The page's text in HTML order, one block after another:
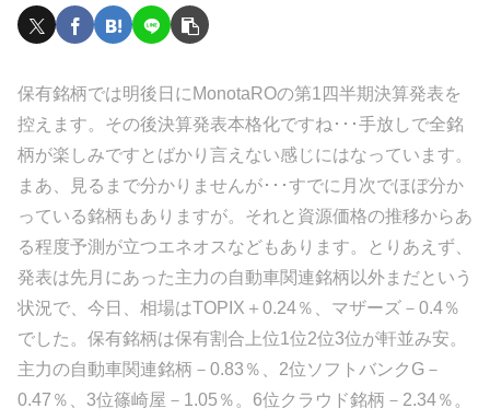
保有銘柄では明後日にMonotaROの第1四半期決算発表を
控えます。その後決算発表本格化ですね･･･手放しで全銘
柄が楽しみですとばかり言えない感じにはなっています。
まあ、見るまで分かりませんが･･･すでに月次でほぼ分か
っている銘柄もありますが。それと資源価格の推移からあ
る程度予測が立つエネオスなどもあります。とりあえず、
発表は先月にあった主力の自動車関連銘柄以外まだという
状況で、今日、相場はTOPIX＋0.24％、マザーズ－0.4％
でした。保有銘柄は保有割合上位1位2位3位が軒並み安。
主力の自動車関連銘柄－0.83％、2位ソフトバンクG－
0.47％、3位篠崎屋－1.05％。6位クラウド銘柄－2.34％。